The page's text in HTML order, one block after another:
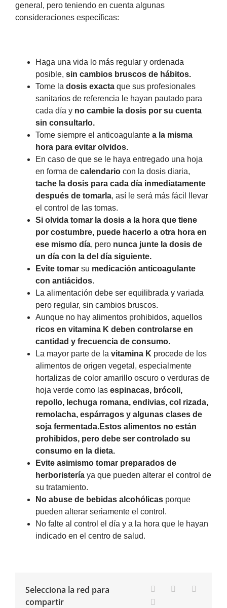
general, pero teniendo en cuenta algunas
consideraciones específicas:
Haga una vida lo más regular y ordenada
posible, sin cambios bruscos de hábitos.
Tome la dosis exacta que sus profesionales
sanitarios de referencia le hayan pautado para
cada día y no cambie la dosis por su cuenta
sin consultarlo.
Tome siempre el anticoagulante a la misma
hora para evitar olvidos.
En caso de que se le haya entregado una hoja
en forma de calendario con la dosis diaria,
tache la dosis para cada día inmediatamente
después de tomarla, así le será más fácil llevar
el control de las tomas.
Si olvida tomar la dosis a la hora que tiene
por costumbre, puede hacerlo a otra hora en
ese mismo día, pero nunca junte la dosis de
un día con la del día siguiente.
Evite tomar su medicación anticoagulante
con antiácidos.
La alimentación debe ser equilibrada y variada
pero regular, sin cambios bruscos.
Aunque no hay alimentos prohibidos, aquellos
ricos en vitamina K deben controlarse en
cantidad y frecuencia de consumo.
La mayor parte de la vitamina K procede de los
alimentos de origen vegetal, especialmente
hortalizas de color amarillo oscuro o verduras de
hoja verde como las espinacas, brócoli,
repollo, lechuga romana, endivias, col rizada,
remolacha, espárragos y algunas clases de
soja fermentada.Estos alimentos no están
prohibidos, pero debe ser controlado su
consumo en la dieta.
Evite asimismo tomar preparados de
herboristería ya que pueden alterar el control de
su tratamiento.
No abuse de bebidas alcohólicas porque
pueden alterar seriamente el control.
No falte al control el día y a la hora que le hayan
indicado en el centro de salud.
Selecciona la red para
compartir